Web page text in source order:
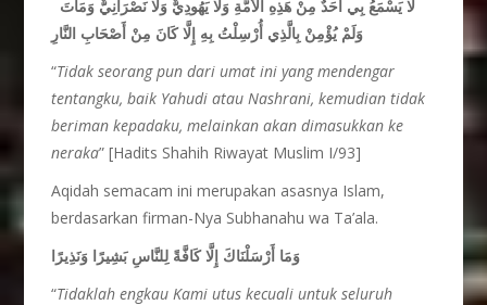
وَلَمْ يُؤْمِنْ بِالَّذِي أُرْسِلْتُ بِهِ إِلَّا كَانَ مِنْ أَصْحَابِ النَّارِ
“Tidak seorang pun dari umat ini yang mendengar
tentangku, baik Yahudi atau Nashrani, kemudian tidak
beriman kepadaku, melainkan akan dimasukkan ke
neraka” [Hadits Shahih Riwayat Muslim I/93]
Aqidah semacam ini merupakan asasnya Islam,
berdasarkan firman-Nya Subhanahu wa Ta’ala.
وَمَا أَرْسَلْنَاكَ إِلَّا كَافَّةً لِلنَّاسِ بَشِيرًا وَنَذِيرًا
“Tidaklah engkau Kami utus kecuali untuk seluruh